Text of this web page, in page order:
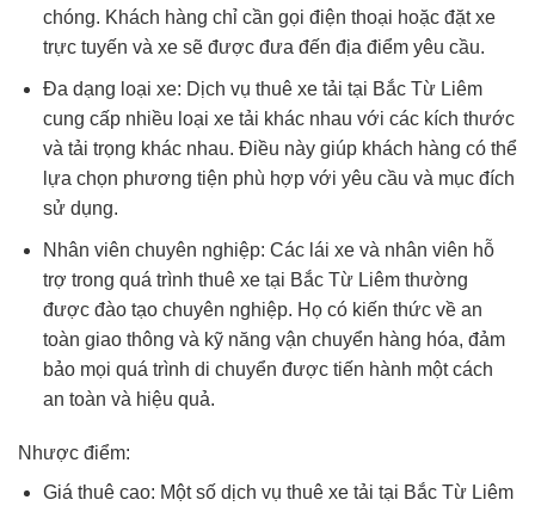
chóng. Khách hàng chỉ cần gọi điện thoại hoặc đặt xe
trực tuyến và xe sẽ được đưa đến địa điểm yêu cầu.
Đa dạng loại xe: Dịch vụ thuê xe tải tại Bắc Từ Liêm
cung cấp nhiều loại xe tải khác nhau với các kích thước
và tải trọng khác nhau. Điều này giúp khách hàng có thể
lựa chọn phương tiện phù hợp với yêu cầu và mục đích
sử dụng.
Nhân viên chuyên nghiệp: Các lái xe và nhân viên hỗ
trợ trong quá trình thuê xe tại Bắc Từ Liêm thường
được đào tạo chuyên nghiệp. Họ có kiến thức về an
toàn giao thông và kỹ năng vận chuyển hàng hóa, đảm
bảo mọi quá trình di chuyển được tiến hành một cách
an toàn và hiệu quả.
Nhược điểm:
Giá thuê cao: Một số dịch vụ thuê xe tải tại Bắc Từ Liêm